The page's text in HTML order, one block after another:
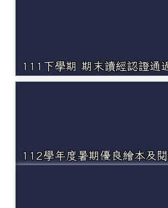
111下學期 期末讀經認證通
112學年度暑期優良繪本及